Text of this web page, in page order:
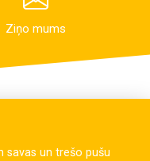
Ziņo mums
savas un trešo pušu